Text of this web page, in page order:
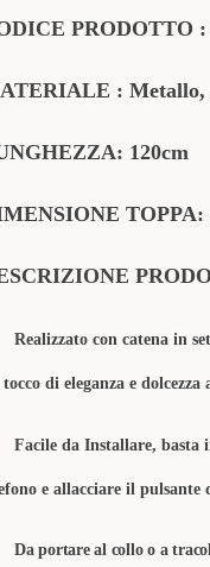
PRODOTTO :
: Metallo,
120cm
TOPPA:
Realizzato con catena in
di eleganza e
Facile da Installare, basta
e allacciare il pulsante
Da portare al collo o a